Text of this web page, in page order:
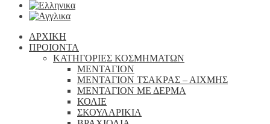
ΑΡΧΙΚΗ
ΠΡΟΙΟΝΤΑ
ΚΑΤΗΓΟΡΙΕΣ ΚΟΣΜΗΜΑΤΩΝ
ΜΕΝΤΑΓΙΟΝ
ΜΕΝΤΑΓΙΟΝ ΤΣΑΚΡΑΣ – ΑΙΧΜΗΣ
ΜΕΝΤΑΓΙΟΝ ΜΕ ΔΕΡΜΑ
ΚΟΛΙΕ
ΣΚΟΥΛΑΡΙΚΙΑ